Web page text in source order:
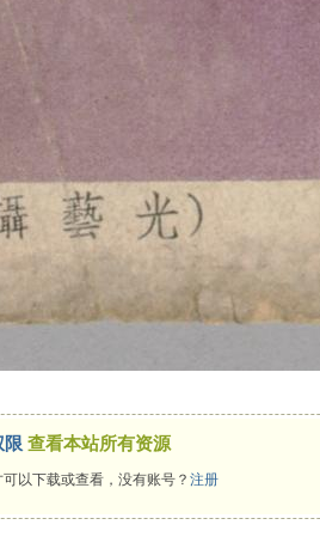
限 查看本站所有资源
以下载或查看，没有账号？ 注册